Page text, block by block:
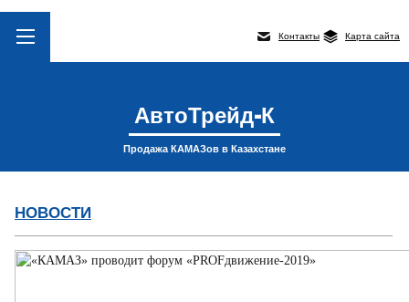
Контакты Карта сайта
АвтоТрейд-К
Продажа КАМАЗов в Казахстане
НОВОСТИ